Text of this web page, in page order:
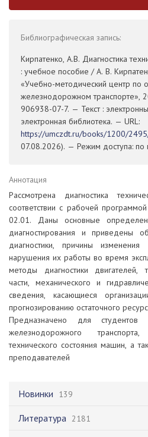
Новинки 139
Литература 2181
Библиографическая запись:
Кирпатенко, А.В. Диагностика
: учебное пособие / А. В.
«Учебно-методический центр по
железнодорожном транспорте»,
906938-07-7. — Текст :
электронная библиотека. — URL:
https://umczdt.ru/books/1200/
07.08.2026). — Режим доступа: по
Аннотация
Рассмотрена диагностика
соответствии с рабочей
02.01. Даны основные
диагностирования и приведены
диагностики, причины
нарушения их работы во время
методы диагностики двигателей,
части, механического и
сведения, касающиеся
прогнозированию остаточного
Предназначено для
железнодорожного
технического состояния машин, а
преподавателей